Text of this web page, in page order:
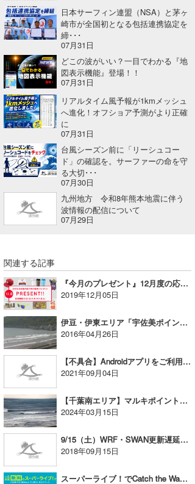
日本サーフィン連盟（NSA）と茅ヶ
崎市が全国初となる包括連携協定を
締･･･
07月31日
どこの波がいい？一目でわかる『地
図表示機能』登場！！
07月31日
リアルタイム風予報が1kmメッシュ
へ進化！オフショア予測がより正確
に
07月31日
台風シーズン前に「リーシュコー
ド」の確認を。サーファーの命を守
る大切･･･
07月30日
九州地方 令和8年熊本地震に伴う
波情報の配信について
07月29日
関連する記事
『今月のプレゼント』12月度の応募開始！
2019年12月05日
伊豆・伊東エリア「宇佐美ポイント」公開のお知らせ
2016年04月26日
【不具合】Androidアプリをご利用のみなさまへお願い
2021年09月04日
【千葉南エリア】マルキポイントでスーパーライブ！配信開始
2024年03月15日
9/15（土）WRF・SWAN更新遅延のお知らせとお詫び
2018年09月15日
スーパーライブ！でCatch the Wave! プレゼントキャンペーン！
mitsuteru Kamio
Yasunari Inoue
Yoshiyuki Obata
arukasvision
DELTA FORCE SURF
CBA Films
熊谷素子
SURFMEDIA
Colors MAGAZINE
WAVAL
波伝説アンバサダー/プロライダー
福島寿実子
中浦“JET”章
嵯峨明日香
進士剛光
田原啓江
植村未来
NOBUFUKU
大野”MAR”修聖
波伝説スタッフ
☆加藤
+☆maki☆+
Aichan
ECE
G◎Da
H
KOBU
KY
MIN
mitz
OYZ
S.K
Soulman
waka☆=
波伝説